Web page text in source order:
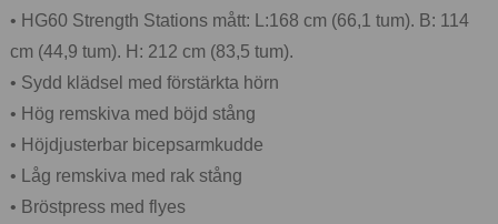
• HG60 Strength Stations mått: L:168 cm (66,1 tum). B: 114
cm (44,9 tum). H: 212 cm (83,5 tum).
• Sydd klädsel med förstärkta hörn
• Hög remskiva med böjd stång
• Höjdjusterbar bicepsarmkudde
• Låg remskiva med rak stång
• Bröstpress med flyes